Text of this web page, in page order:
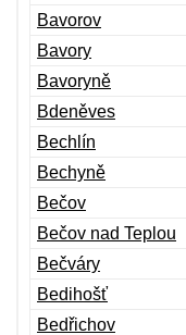
Bavorov
Bavory
Bavoryně
Bdeněves
Bechlín
Bechyně
Bečov
Bečov nad Teplou
Bečváry
Bedihošť
Bedřichov